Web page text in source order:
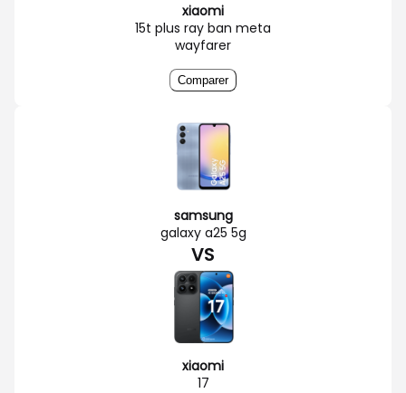
xiaomi
15t plus ray ban meta
wayfarer
Comparer
samsung
galaxy a25 5g
VS
xiaomi
17